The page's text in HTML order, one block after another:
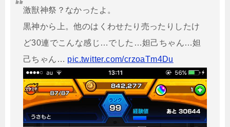
激獣神祭？なかったよ。
黒神から上。他のはくわせたり売ったりしたけ
ど30連でこんな感じ…でした…妲己ちゃん…妲
己ちゃん… pic.twitter.com/crzoaTm4Du